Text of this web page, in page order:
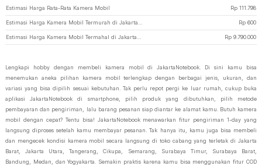
Estimasi Harga Rata-Rata Kamera Mobil Rp 111.798
Rp 600
Rp 9.790.000
Lengkapi hobby dengan membeli kamera mobil di JakartaNotebook. Di sini kamu bisa
menemukan aneka pilihan kamera mobil terlengkap dengan berbagai jenis, ukuran, dan
variasi yang bisa dipilih sesuai kebutuhan. Tak perlu repot pergi ke luar rumah, cukup buka
aplikasi JakartaNotebook di smartphone, pilih produk yang dibutuhkan, pilih metode
pembayaran dan pengiriman, lalu barang pesanan siap diantar ke alamat kamu. Butuh kamera
mobil dengan cepat? Tentu bisa! JakartaNotebook menawarkan fitur pengiriman 1-day yang
langsung diproses setelah kamu membayar pesanan. Tak hanya itu, kamu juga bisa membeli
dan mengecek kondisi kamera mobil secara langsung di toko cabang yang terletak di Jakarta
Barat, Jakarta Utara, Tangerang, Cikupa, Semarang, Surabaya Timur, Surabaya Barat,
Bandung, Medan, dan Yogyakarta. Semakin praktis karena kamu bisa menggunakan fitur COD